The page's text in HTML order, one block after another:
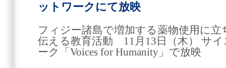
ットワークにて放映
フィジー諸島で増加する薬物使用に
伝える教育活動 11月13日（木） サ
ーク「Voices for Humanity」で放映